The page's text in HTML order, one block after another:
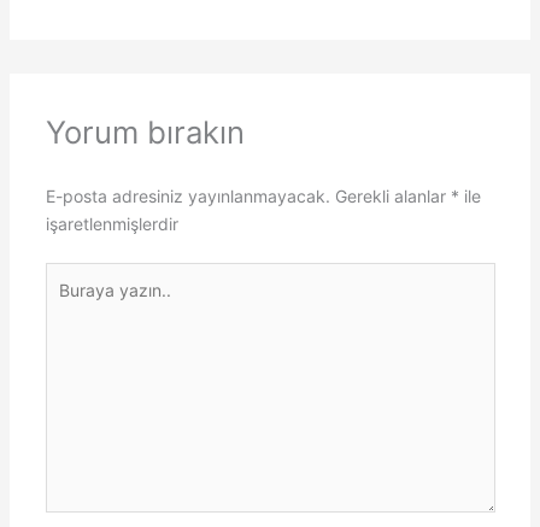
Yorum bırakın
E-posta adresiniz yayınlanmayacak. Gerekli alanlar * ile
işaretlenmişlerdir
yazın..